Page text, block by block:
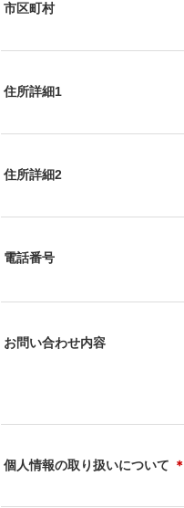
市区町村
住所詳細1
住所詳細2
電話番号
お問い合わせ内容
個人情報の取り扱いについて ＊